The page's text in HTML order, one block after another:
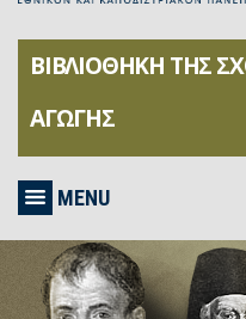
ΒΙΒΛΙΟΘΗΚΗ ΤΗΣ
ΑΓΩΓΗΣ
MENU